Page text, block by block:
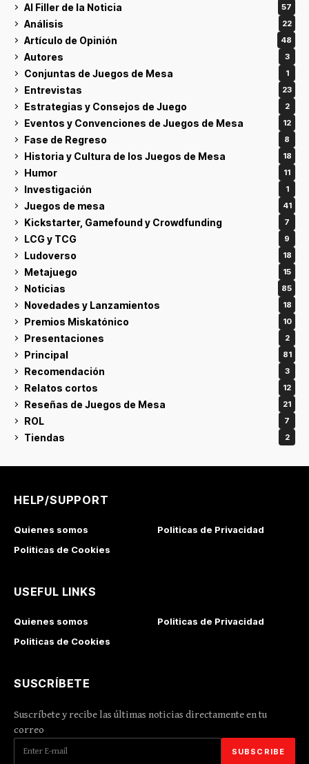
Al Filler de la Noticia 57
Análisis 22
Artículo de Opinión 48
Autores 3
Conjuntas de Juegos de Mesa 1
Entrevistas 23
Estrategias y Consejos de Juego 2
Eventos y Convenciones de Juegos de Mesa 12
Fase de Regreso 8
Historia y Cultura de los Juegos de Mesa 18
Humor 11
Investigación 1
Juegos de mesa 41
Kickstarter, Gamefound y Crowdfunding 7
LCG y TCG 9
Ludoverso 18
Metajuego 15
Noticias 85
Novedades y Lanzamientos 18
Premios Miskatónico 10
Presentaciones 2
Principal 81
Recomendación 3
Relatos cortos 12
Reseñas de Juegos de Mesa 21
ROL 7
Tiendas 2
HELP/SUPPORT
Quienes somos
Politicas de Privacidad
Politicas de Cookies
USEFUL LINKS
Quienes somos
Politicas de Privacidad
Politicas de Cookies
SUSCRÍBETE
Suscríbete y recibe las últimas noticias directamente en tu
correo